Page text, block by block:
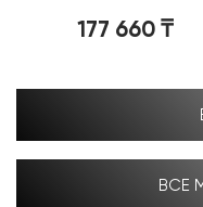
177 660₸
ВСЕ